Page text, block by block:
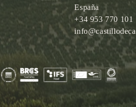
España
+34 953 770 101